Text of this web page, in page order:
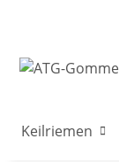
Keilriemen